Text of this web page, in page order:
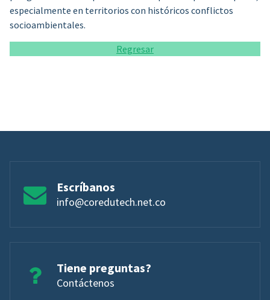
especialmente en territorios con históricos conflictos
socioambientales.
Regresar
Escríbanos
info@coredutech.net.co
Tiene preguntas?
Contáctenos